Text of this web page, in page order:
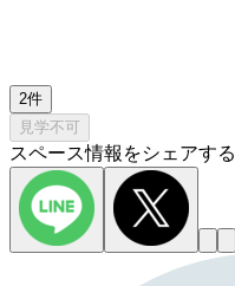
2件
見学不可
スペース情報をシェアする